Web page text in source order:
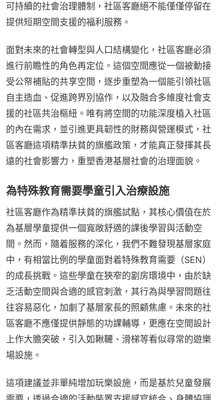
可持續的社會治理體制，社區客廳絕不能僅僅停留在
提供短期空間支援的福利服務。
面對未來的社會轉型與人口結構變化，社區客廳必須
進行前瞻性的角色再定位。這個空間應從一個被動接
受公帑補貼的共享空間，逐步重塑為一個能引領社區
自主造血、促進跨界別協作，以及融合多維度社會支
援的社區共治樞紐。唯有將空間的功能深度植入社區
的內在需求，並引進更具韌性的財務與營運模式，社
區客廳這項精準扶貧的旗艦政策，才能真正發揮其長
遠的社會影響力，重塑香港基層社會的治理面貌。
為特殊教育需要學童引入治療設施
社區客廳作為精準扶貧的旗艦試點，其核心價值在於
為基層學童提供一個寬敞舒適的課後學習與活動空
間。然而，隨着服務的深化，我們不難發現基層家庭
中，有相當比例的學童面對着特殊教育需要（SEN）
的成長挑戰。這些學童在狹窄的劏房環境中，由於缺
乏活動空間與合適的感官刺激，其行為與學習問題往
往容易惡化，加劇了基層家長的照顧焦慮。未來的社
區客廳不應僅提供靜態的功課輔導，更應在空間設計
上作大膽突破，引入如鞦韆、滑梯等看似尋常的遊樂
場設施。
這項建議並非單純增加玩樂設施，而是基於兒童發展